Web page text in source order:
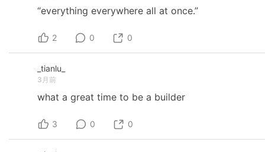
“everything everywhere all at once.”
2 0 0
_tianlu_
3月前
what a great time to be a builder
3 0 0